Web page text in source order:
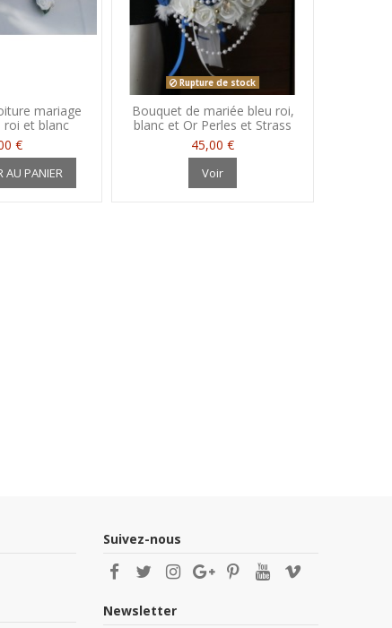
mariage
roi et blanc
€
AU PANIER
Rupture de stock
Bouquet de mariée bleu roi,
blanc et Or Perles et Strass
45,00 €
Voir
Suivez-nous
Newsletter